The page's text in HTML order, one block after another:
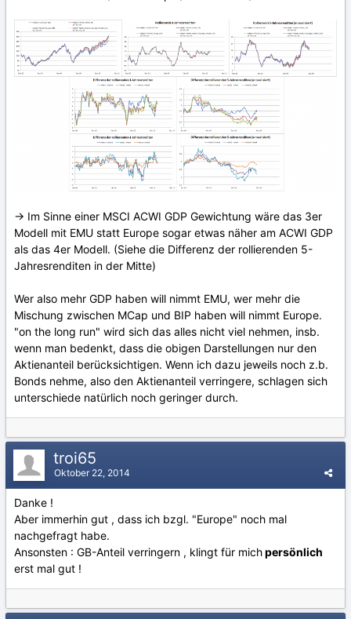
-> Im Sinne einer MSCI ACWI GDP Gewichtung wäre das 3er
Modell mit EMU statt Europe sogar etwas näher am ACWI GDP
als das 4er Modell. (Siehe die Differenz der rollierenden 5-
Jahresrenditen in der Mitte)
Wer also mehr GDP haben will nimmt EMU, wer mehr die
Mischung zwischen MCap und BIP haben will nimmt Europe.
"on the long run" wird sich das alles nicht viel nehmen, insb.
wenn man bedenkt, dass die obigen Darstellungen nur den
Aktienanteil berücksichtigen. Wenn ich dazu jeweils noch z.b.
Bonds nehme, also den Aktienanteil verringere, schlagen sich
unterschiede natürlich noch geringer durch.
troi65
Oktober 22, 2014
Danke !
Aber immerhin gut , dass ich bzgl. "Europe" noch mal
nachgefragt habe.
Ansonsten : GB-Anteil verringern , klingt für michpersönlich
erst mal gut !